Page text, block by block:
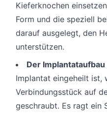
Kieferknochen
Form und die speziell
darauf ausgelegt, den
unterstützen.
Der
Implantat eingeheilt ist,
Verbindungsstück auf
geschraubt. Es ragt ein